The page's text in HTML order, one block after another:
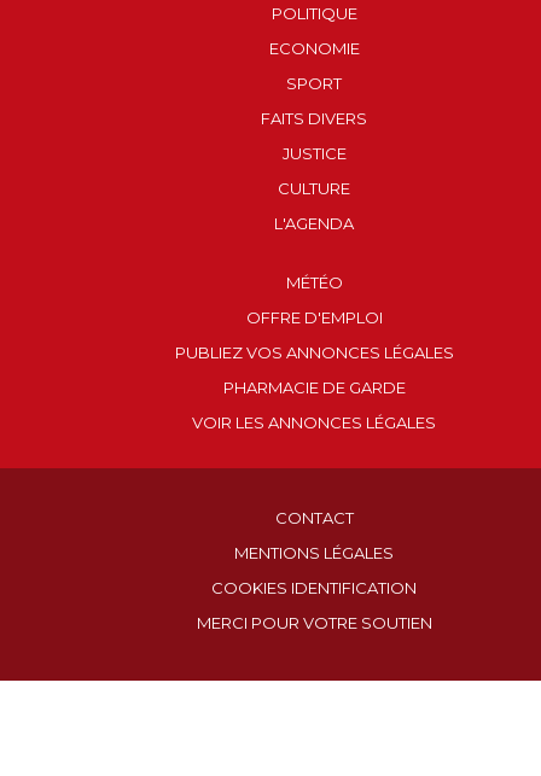
POLITIQUE
ECONOMIE
SPORT
FAITS DIVERS
JUSTICE
CULTURE
L'AGENDA
MÉTÉO
OFFRE D'EMPLOI
PUBLIEZ VOS ANNONCES LÉGALES
PHARMACIE DE GARDE
VOIR LES ANNONCES LÉGALES
CONTACT
MENTIONS LÉGALES
COOKIES IDENTIFICATION
MERCI POUR VOTRE SOUTIEN